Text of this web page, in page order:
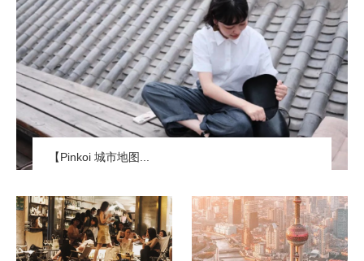
【Pinkoi 城市地图...